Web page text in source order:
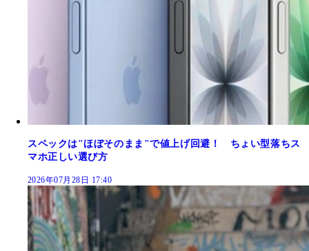
スペックは"ほぼそのまま"で値上げ回避！ ちょい型落ちス
マホ正しい選び方
2026年07月28日 17:40